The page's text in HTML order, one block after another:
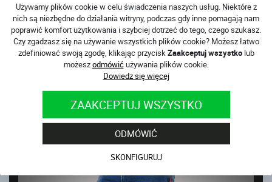
Używamy plików cookie w celu świadczenia naszych usług. Niektóre z
nich są niezbędne do działania witryny, podczas gdy inne pomagają nam
poprawić komfort użytkowania i szybciej dotrzeć do tego, czego szukasz.
Czy zgadzasz się na używanie wszystkich plików cookie? Możesz łatwo
zdefiniować swoją zgodę, klikając przyciskZaakceptuj wszystkolub
możeszodmówićużywania plików cookie.
Dowiedz się więcej
ZAAKCEPTUJ WSZYSTKO
ODMÓWIĆ
SKONFIGURUJ
CLUB SPORT GREY